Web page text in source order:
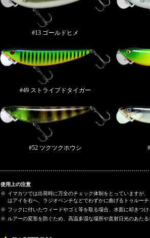
#13 ゴールドヒメ
#49 ストライプドタイガー
#52 ツクツクホウシ
使用上の注意
※ イマカツでは出荷時に万全のチェック体制をとっていますが
はアイを右へ、ラジオペンチなどでわずかに曲げるトゥルー
※ フックに付いたウィードやゴミ等を取る場合、水面に叩きつ
※ ルアーの変形を防ぐため、高温多湿な場所や直射日光のあた